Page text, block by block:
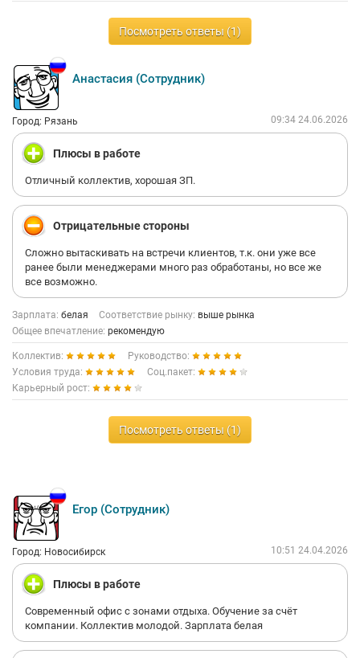
Посмотреть ответы (1)
Анастасия (Сотрудник)
Город: Рязань 09:34 24.06.2026
Плюсы в работе
Отличный коллектив, хорошая ЗП.
Отрицательные стороны
Сложно вытаскивать на встречи клиентов, т.к. они уже все
ранее были менеджерами много раз обработаны, но все же
все возможно.
Зарплата: белая Соответствие рынку: выше рынка
Общее впечатление: рекомендую
Коллектив:
Руководство:
Условия труда:
Соц.пакет:
Карьерный рост:
Посмотреть ответы (1)
Егор (Сотрудник)
Город: Новосибирск 10:51 24.04.2026
Плюсы в работе
Современный офис с зонами отдыха. Обучение за счёт
компании. Коллектив молодой. Зарплата белая